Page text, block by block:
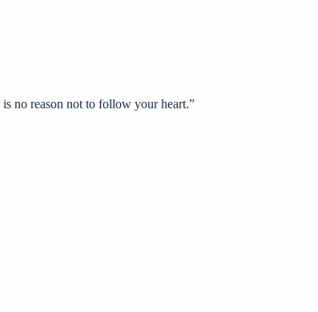
no reason not to follow your heart.”